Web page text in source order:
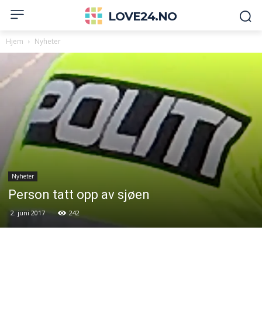
LOVE24.NO
Hjem Nyheter
Nyheter
Person tatt opp av sjøen
2. juni 2017 242